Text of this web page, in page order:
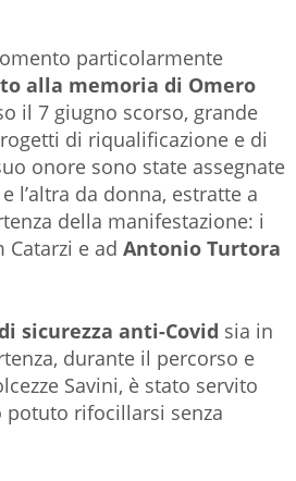
particolarmente
alla memoria di Omero
il 7 giugno scorso, grande
di riqualificazione e di
onore sono state assegnate
l’altra da donna, estratte a
della manifestazione: i
Catarzi e ad Antonio Turtora
sicurezza anti-Covid sia in
durante il percorso e
Savini, è stato servito
rifocillarsi senza